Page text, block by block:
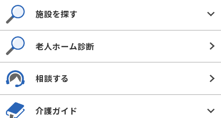
施設を探す
老人ホーム診断
相談する
介護ガイド